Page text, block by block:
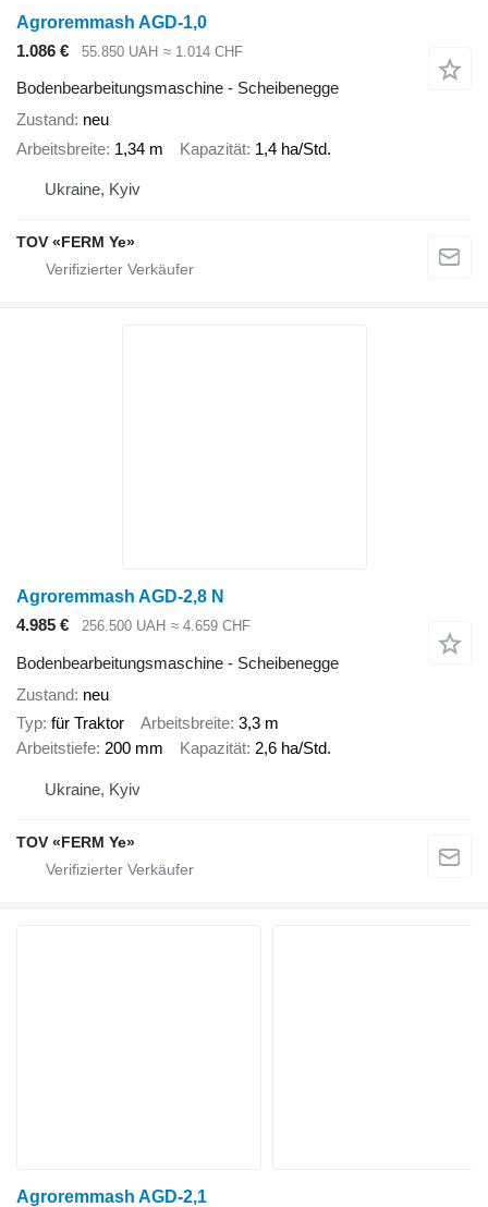
Agroremmash AGD-1,0
1.086 €
55.850 UAH ≈ 1.014 CHF
Bodenbearbeitungsmaschine - Scheibenegge
Zustand neu
Arbeitsbreite 1,34 m Kapazität 1,4 ha/Std.
Ukraine, Kyiv
TOV «FERM Ye»
Agroremmash AGD-2,8 N
4.985 €
256.500 UAH ≈ 4.659 CHF
Bodenbearbeitungsmaschine - Scheibenegge
Zustand neu
Typ für Traktor Arbeitsbreite 3,3 m
Arbeitstiefe 200 mm Kapazität 2,6 ha/Std.
Ukraine, Kyiv
TOV «FERM Ye»
Agroremmash AGD-2,1